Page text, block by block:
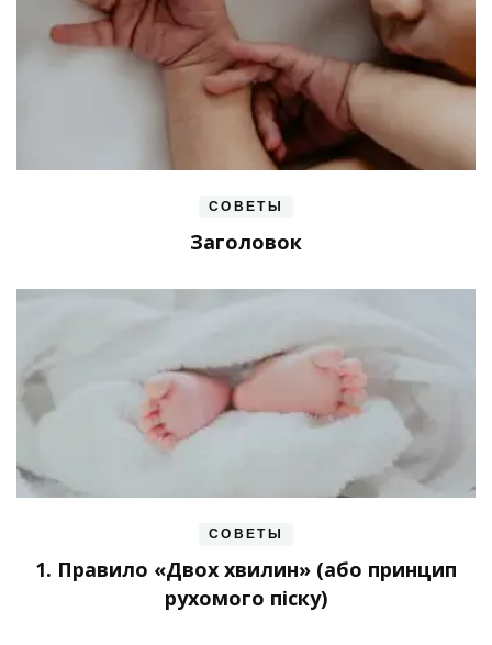
СОВЕТЫ
Заголовок
СОВЕТЫ
1. Правило «Двох хвилин» (або принцип
рухомого піску)